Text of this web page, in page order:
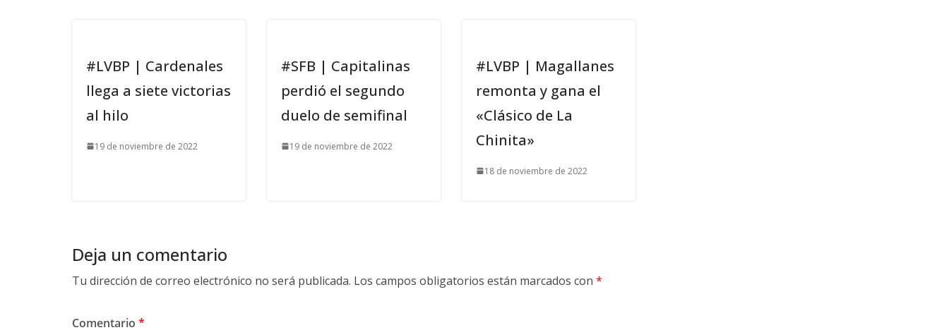
#LVBP | Cardenales
llega a siete victorias
al hilo
19 de noviembre de 2022
#SFB | Capitalinas
perdió el segundo
duelo de semifinal
19 de noviembre de 2022
#LVBP | Magallanes
remonta y gana el
«Clásico de La
Chinita»
18 de noviembre de 2022
Deja un comentario
Tu dirección de correo electrónico no será publicada. Los campos obligatorios están marcados con *
Comentario *